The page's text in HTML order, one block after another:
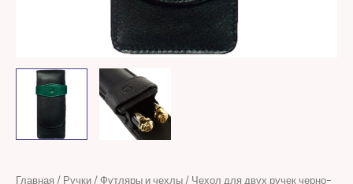
Главная / Ручки/Футляры и чехлы/ Чехол для двух ручек черно-
Первоначальная
Текущая
Количество